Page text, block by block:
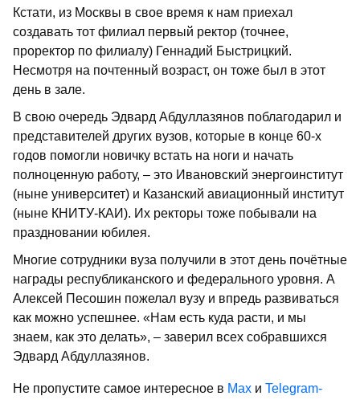
Кстати, из Москвы в свое время к нам приехал
создавать тот филиал первый ректор (точнее,
проректор по филиалу) Геннадий Быстрицкий.
Несмотря на почтенный возраст, он тоже был в этот
день в зале.
В свою очередь Эдвард Абдуллазянов поблагодарил и
представителей других вузов, которые в конце 60-х
годов помогли новичку встать на ноги и начать
полноценную работу, – это Ивановский энергоинститут
(ныне университет) и Казанский авиационный институт
(ныне КНИТУ-КАИ). Их ректоры тоже побывали на
праздновании юбилея.
Многие сотрудники вуза получили в этот день почётные
награды республиканского и федерального уровня. А
Алексей Песошин пожелал вузу и впредь развиваться
как можно успешнее. «Нам есть куда расти, и мы
знаем, как это делать», – заверил всех собравшихся
Эдвард Абдуллазянов.
Не пропустите самое интересное в Max и Telegram-